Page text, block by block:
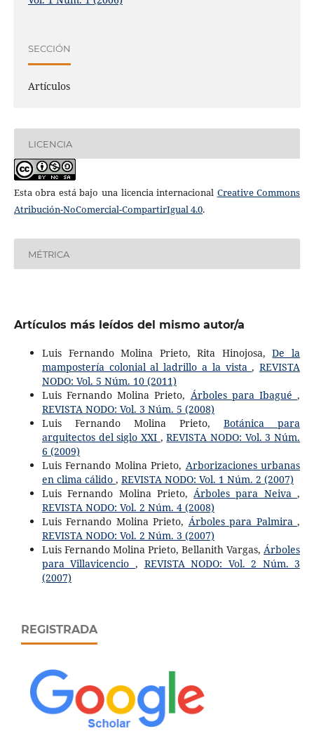
SECCIÓN
Artículos
LICENCIA
Esta obra está bajo una licencia internacional Creative Commons
Atribución-NoComercial-CompartirIgual 4.0.
MÉTRICA
Artículos más leídos del mismo autor/a
Luis Fernando Molina Prieto, Rita Hinojosa,De la
mampostería colonial al ladrillo a la vista,REVISTA
NODO: Vol. 5 Núm. 10 (2011)
Luis Fernando Molina Prieto, Árboles para Ibagué,
REVISTA NODO: Vol. 3 Núm. 5 (2008)
Luis Fernando Molina Prieto,Botánica para
arquitectos del siglo XXI ,REVISTA NODO: Vol. 3 Núm.
6 (2009)
Luis Fernando Molina Prieto, Arborizaciones urbanas
en clima cálido , REVISTA NODO: Vol. 1 Núm. 2 (2007)
Luis Fernando Molina Prieto,Árboles para Neiva,
REVISTA NODO: Vol. 2 Núm. 4 (2008)
Luis Fernando Molina Prieto, Árboles para Palmira,
REVISTA NODO: Vol. 2 Núm. 3 (2007)
Luis Fernando Molina Prieto, Bellanith Vargas,Árboles
para Villavicencio , REVISTA NODO: Vol. 2 Núm. 3
(2007)
REGISTRADA